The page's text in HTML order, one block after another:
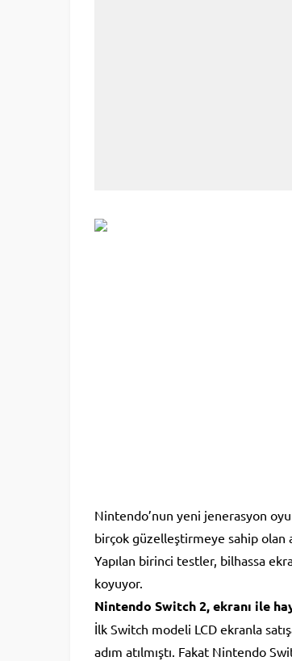
Nintendo’nun yeni jenerasyon
birçok güzelleştirmeye sahip olan
Yapılan birinci testler, bilhassa
koyuyor.
Nintendo Switch 2, ekranı ile
İlk Switch modeli LCD ekranla
adım atılmıştı. Fakat Nintendo